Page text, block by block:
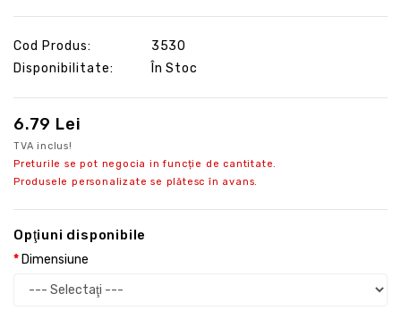
Cod Produs:
3530
Disponibilitate:
În Stoc
6.79 Lei
TVA inclus!
Preturile se pot negocia in funcție de cantitate.
Produsele personalizate se plătesc în avans.
Opţiuni disponibile
Dimensiune